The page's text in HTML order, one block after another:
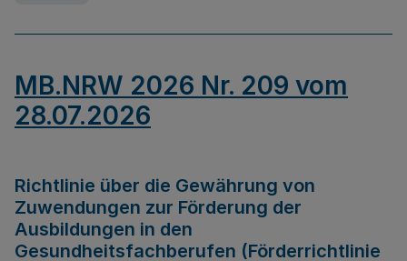
MB.NRW 2026 Nr. 209 vom
28.07.2026
Richtlinie über die Gewährung von
Zuwendungen zur Förderung der
Ausbildungen in den
Gesundheitsfachberufen (Förderrichtlinie